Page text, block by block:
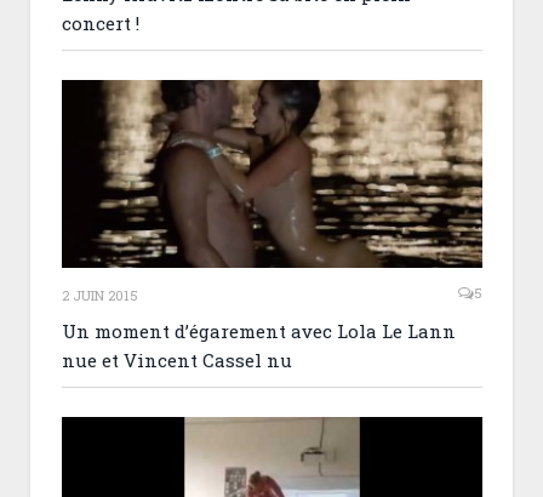
concert !
2 JUIN 2015 5
Un moment d’égarement avec Lola Le Lann
nue et Vincent Cassel nu